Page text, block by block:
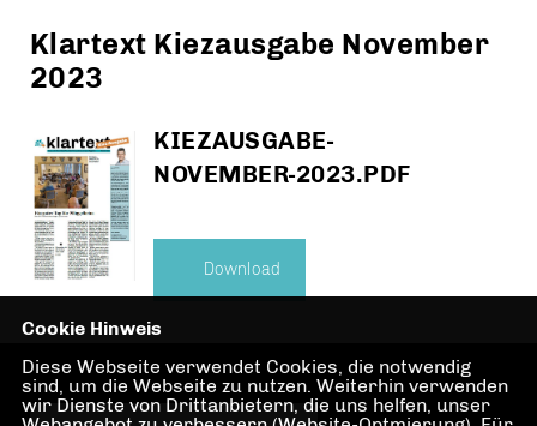
Klartext Kiezausgabe November
2023
KIEZAUSGABE-
NOVEMBER-2023.PDF
Download
Cookie Hinweis
Diese Webseite verwendet Cookies, die notwendig
sind, um die Webseite zu nutzen. Weiterhin verwenden
wir Dienste von Drittanbietern, die uns helfen, unser